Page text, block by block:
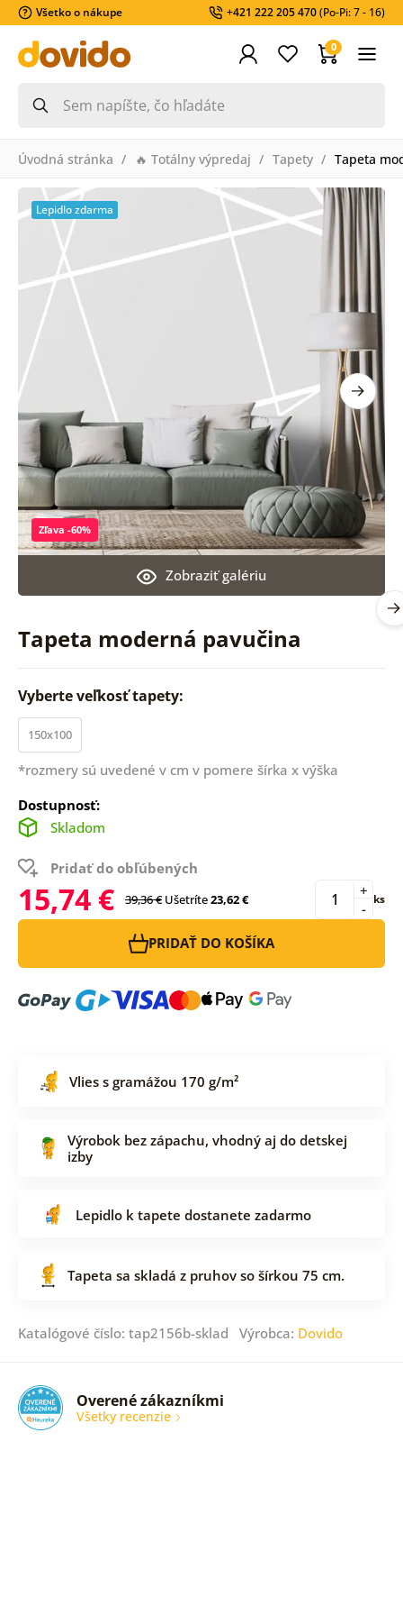
Všetko o nákupe +421 222 205 470(Po-Pi: 7 - 16)
0
Úvodná stránka 🔥 Totálny výpredaj Tapety Tapeta
Tapeta moderná pavučina
Zobraziť galériu
Zľava -60%
Lepidlo zdarma
Vyberte veľkosť tapety:
150x100
*rozmery sú uvedené v cm v pomere šírka x výška
Dostupnosť:
Skladom
Pridať do obľúbených
15,74 € 39,36 € Ušetríte23,62 € -
+ ks
PRIDAŤ DO KOŠÍKA
Vlies s gramážou 170 g/m²
Výrobok bez zápachu, vhodný aj do detskej
izby
Lepidlo k tapete dostanete zadarmo
Tapeta sa skladá z pruhov so šírkou 75 cm.
Katalógové číslo: tap2156b-sklad Výrobca: Dovido
Overené zákazníkmi
Všetky recenzie